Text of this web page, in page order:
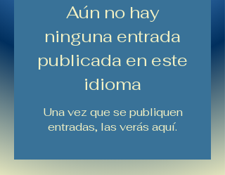
Aún no hay
ninguna entrada
publicada en este
idioma
Una vez que se publiquen
entradas, las verás aquí.